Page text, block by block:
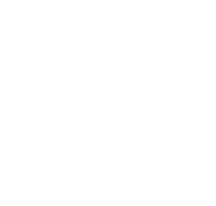
como slogan este año
compromiso colectivo e institucional
atisbo de discriminación y con ello
pone el foco es el
de situaciones que creíamos
mujeres, la tolerancia con la violencia
pornografía, entre otras prácticas